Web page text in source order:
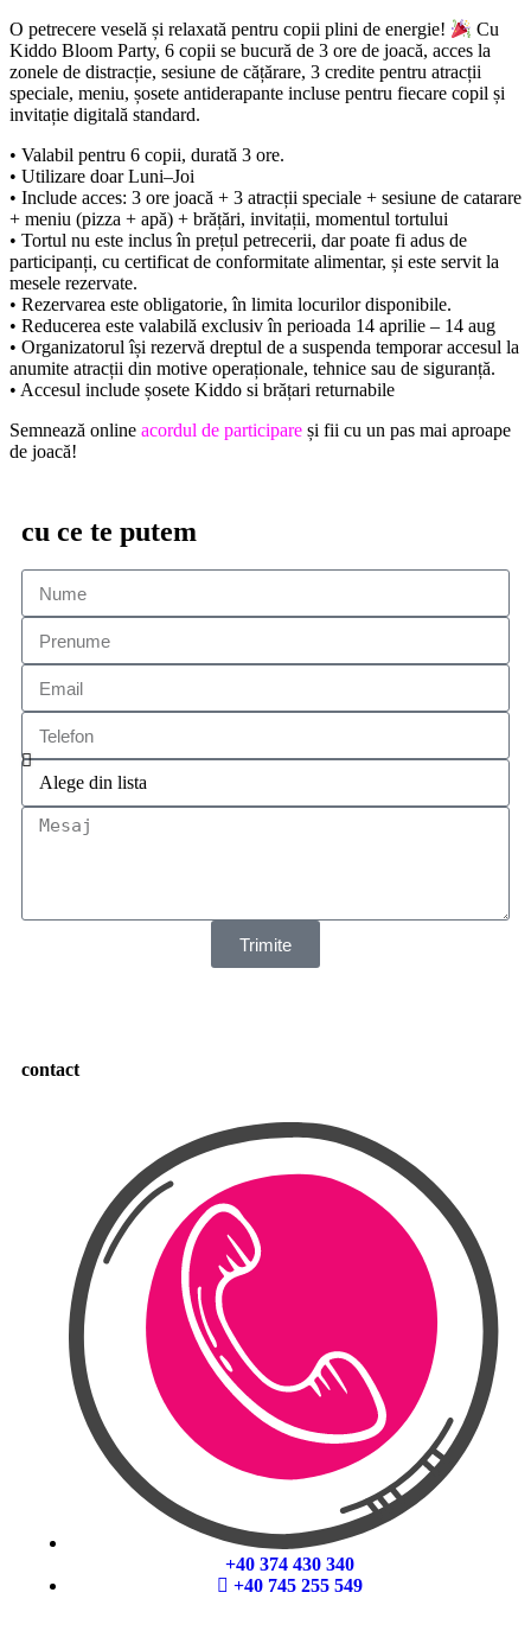
O petrecere veselă și relaxată pentru copii plini de energie!
Cu
Kiddo Bloom Party, 6 copii se bucură de 3 ore de joacă, acces la
zonele de distracție, sesiune de cățărare, 3 credite pentru atracții
speciale, meniu, șosete antiderapante incluse pentru fiecare copil și
invitație digitală standard.
• Valabil pentru 6 copii, durată 3 ore.
• Utilizare doar Luni–Joi
• Include acces: 3 ore joacă + 3 atracții speciale + sesiune de catarare
+ meniu (pizza + apă) + brățări, invitații, momentul tortului
• Tortul nu este inclus în prețul petrecerii, dar poate fi adus de
participanți, cu certificat de conformitate alimentar, și este servit la
mesele rezervate.
• Rezervarea este obligatorie, în limita locurilor disponibile.
• Reducerea este valabilă exclusiv în perioada 14 aprilie – 14 aug
• Organizatorul își rezervă dreptul de a suspenda temporar accesul la
anumite atracții din motive operaționale, tehnice sau de siguranță.
• Accesul include șosete Kiddo si brățari returnabile
Semnează online acordul de participare și fii cu un pas mai aproape
de joacă!
cu ce te putem
Trimite
contact
+40 374 430 340
+40 745 255 549